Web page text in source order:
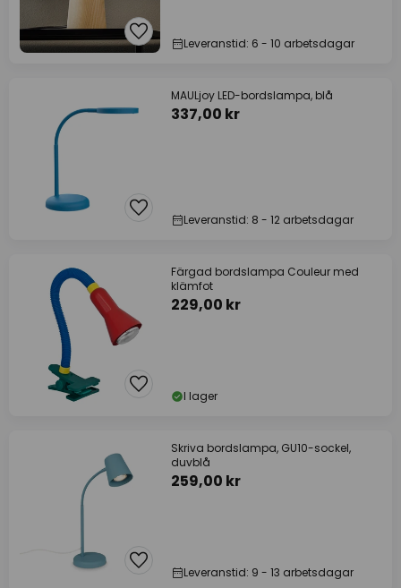
Leveranstid: 6 - 10 arbetsdagar
MAULjoy LED-bordslampa, blå
337,00 kr
Leveranstid: 8 - 12 arbetsdagar
Färgad bordslampa Couleur med
klämfot
229,00 kr
I lager
Skriva bordslampa, GU10-sockel,
duvblå
259,00 kr
Leveranstid: 9 - 13 arbetsdagar